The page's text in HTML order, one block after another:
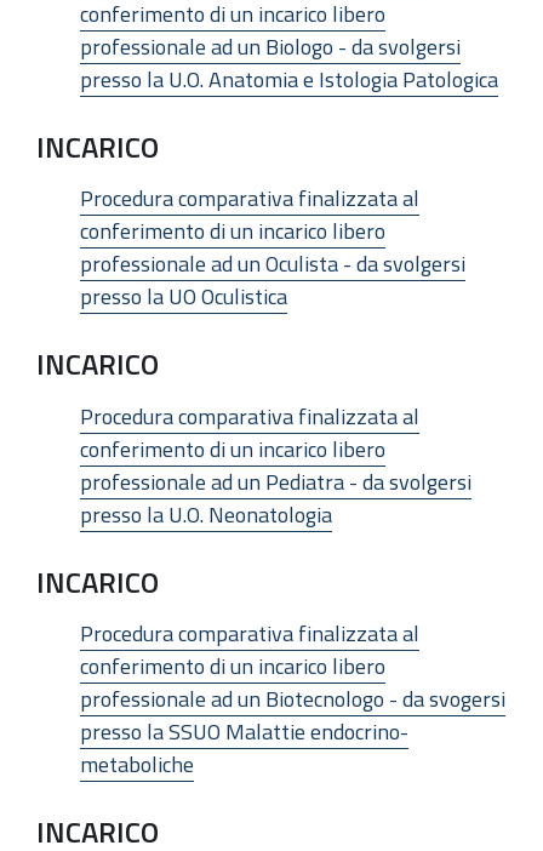
conferimento di un incarico libero
professionale ad un Biologo - da svolgersi
presso la U.O. Anatomia e Istologia Patologica
INCARICO
Procedura comparativa finalizzata al
conferimento di un incarico libero
professionale ad un Oculista - da svolgersi
presso la UO Oculistica
INCARICO
Procedura comparativa finalizzata al
conferimento di un incarico libero
professionale ad un Pediatra - da svolgersi
presso la U.O. Neonatologia
INCARICO
Procedura comparativa finalizzata al
conferimento di un incarico libero
professionale ad un Biotecnologo - da svogersi
presso la SSUO Malattie endocrino-
metaboliche
INCARICO